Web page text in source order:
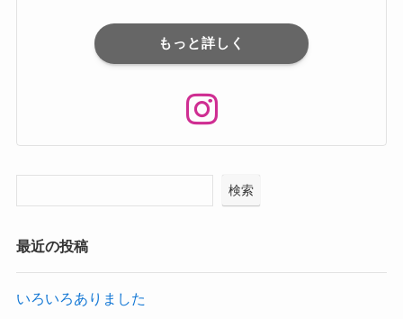
もっと詳しく
検索
最近の投稿
いろいろありました